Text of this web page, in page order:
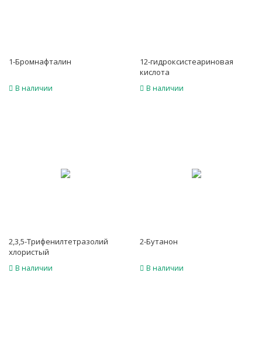
1-Бромнафталин
В наличии
12-гидроксистеариновая
кислота
В наличии
2,3,5-Трифенилтетразолий
хлористый
В наличии
2-Бутанон
В наличии